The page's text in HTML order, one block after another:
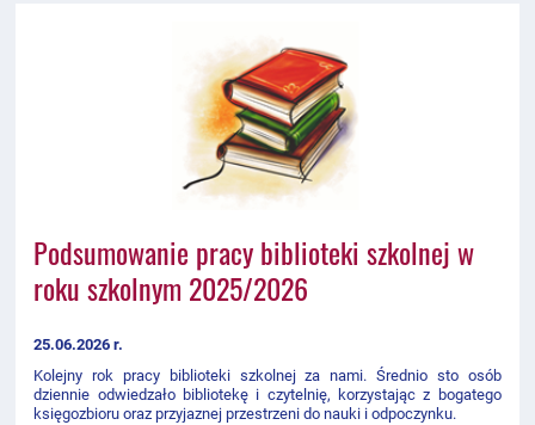
Podsumowanie pracy biblioteki szkolnej w
roku szkolnym 2025/2026
25.06.2026 r.
Kolejny rok pracy biblioteki szkolnej za nami. Średnio sto osób
dziennie odwiedzało bibliotekę i czytelnię, korzystając z bogatego
księgozbioru oraz przyjaznej przestrzeni do nauki i odpoczynku.